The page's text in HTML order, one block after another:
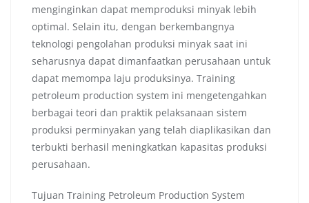
menginginkan dapat memproduksi minyak lebih
optimal. Selain itu, dengan berkembangnya
teknologi pengolahan produksi minyak saat ini
seharusnya dapat dimanfaatkan perusahaan untuk
dapat memompa laju produksinya. Training
petroleum production system ini mengetengahkan
berbagai teori dan praktik pelaksanaan sistem
produksi perminyakan yang telah diaplikasikan dan
terbukti berhasil meningkatkan kapasitas produksi
perusahaan.
Tujuan Training Petroleum Production System